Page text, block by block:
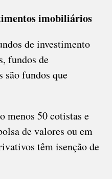
imobiliários
de investimento
fundos de
fundos que
menos 50 cotistas e
de valores ou em
têm isenção de